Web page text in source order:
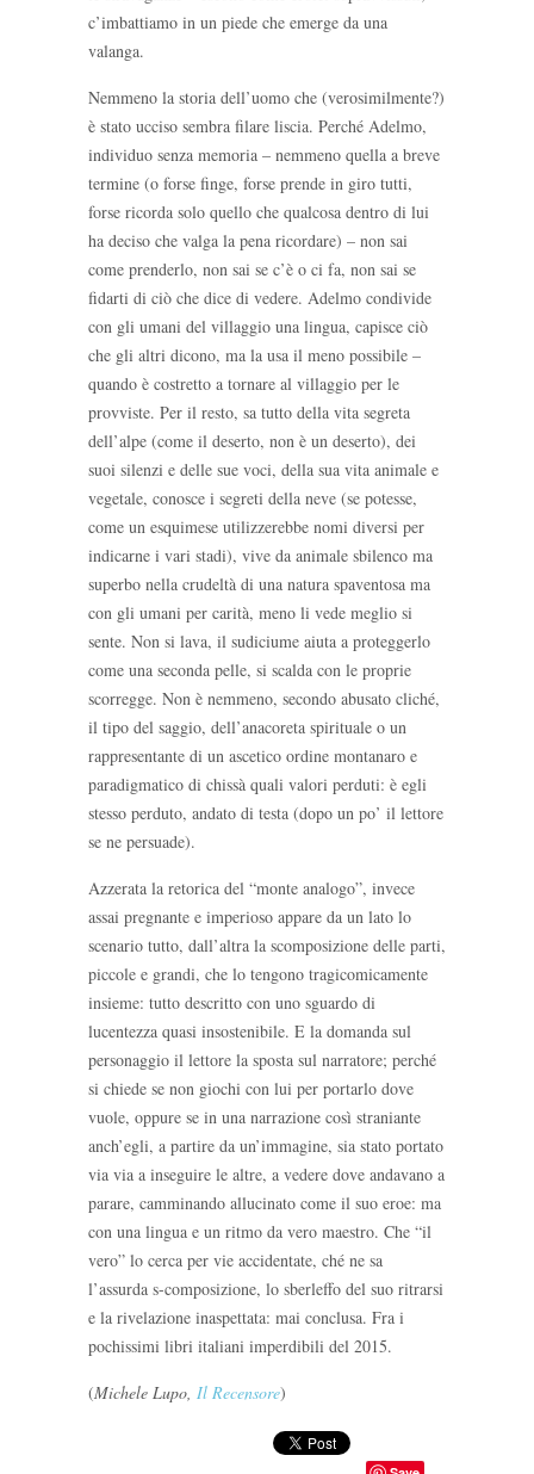
c’imbattiamo in un piede che emerge da una
valanga.
Nemmeno la storia dell’uomo che (verosimilmente?)
è stato ucciso sembra filare liscia. Perché Adelmo,
individuo senza memoria – nemmeno quella a breve
termine (o forse finge, forse prende in giro tutti,
forse ricorda solo quello che qualcosa dentro di lui
ha deciso che valga la pena ricordare) – non sai
come prenderlo, non sai se c’è o ci fa, non sai se
fidarti di ciò che dice di vedere. Adelmo condivide
con gli umani del villaggio una lingua, capisce ciò
che gli altri dicono, ma la usa il meno possibile –
quando è costretto a tornare al villaggio per le
provviste. Per il resto, sa tutto della vita segreta
dell’alpe (come il deserto, non è un deserto), dei
suoi silenzi e delle sue voci, della sua vita animale e
vegetale, conosce i segreti della neve (se potesse,
come un esquimese utilizzerebbe nomi diversi per
indicarne i vari stadi), vive da animale sbilenco ma
superbo nella crudeltà di una natura spaventosa ma
con gli umani per carità, meno li vede meglio si
sente. Non si lava, il sudiciume aiuta a proteggerlo
come una seconda pelle, si scalda con le proprie
scorregge. Non è nemmeno, secondo abusato cliché,
il tipo del saggio, dell’anacoreta spirituale o un
rappresentante di un ascetico ordine montanaro e
paradigmatico di chissà quali valori perduti: è egli
stesso perduto, andato di testa (dopo un po’ il lettore
se ne persuade).
Azzerata la retorica del “monte analogo”, invece
assai pregnante e imperioso appare da un lato lo
scenario tutto, dall’altra la scomposizione delle parti,
piccole e grandi, che lo tengono tragicomicamente
insieme: tutto descritto con uno sguardo di
lucentezza quasi insostenibile. E la domanda sul
personaggio il lettore la sposta sul narratore; perché
si chiede se non giochi con lui per portarlo dove
vuole, oppure se in una narrazione così straniante
anch’egli, a partire da un’immagine, sia stato portato
via via a inseguire le altre, a vedere dove andavano a
parare, camminando allucinato come il suo eroe: ma
con una lingua e un ritmo da vero maestro. Che “il
vero” lo cerca per vie accidentate, ché ne sa
l’assurda s-composizione, lo sberleffo del suo ritrarsi
e la rivelazione inaspettata: mai conclusa. Fra i
pochissimi libri italiani imperdibili del 2015.
(Michele Lupo, Il Recensore)